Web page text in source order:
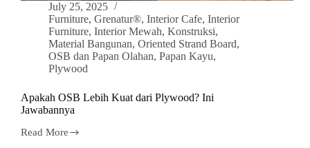
July 25, 2025
Furniture, Grenatur®, Interior Cafe, Interior
Furniture, Interior Mewah, Konstruksi,
Material Bangunan, Oriented Strand Board,
OSB dan Papan Olahan, Papan Kayu,
Plywood
Apakah OSB Lebih Kuat dari Plywood? Ini
Jawabannya
Read More